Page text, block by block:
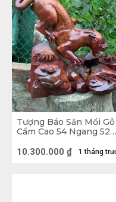
Ý nghĩa
Tượng Gỗ Phong
lộc, tiền tài, của cải
lượng không tốt để
ngôi nhà. Một số vật
sau: Tượng Cóc (
Tượng Rồng vờn
Tượng Báo Săn Mồi Gỗ
Cẩm Cao 54 Ngang 52
1 tháng
10.300.000 ₫